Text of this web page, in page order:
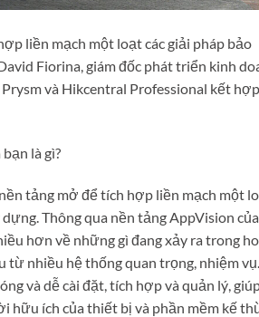
liền mạch một loạt các giải pháp bảo
Fiorina, giám đốc phát triển kinh
và Hikcentral Professional kết hợp
là gì?
tảng mở để tích hợp liền mạch một
Thông qua nền tảng AppVision của
hơn về những gì đang xảy ra trong
từ nhiều hệ thống quan trọng, nhiệm
và dễ cài đặt, tích hợp và quản lý,
hữu ích của thiết bị và phần mềm kế